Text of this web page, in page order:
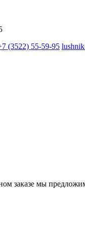
(3522) 55-59-95
заказе мы